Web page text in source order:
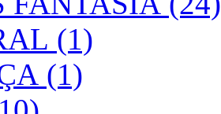
(1)
(1)